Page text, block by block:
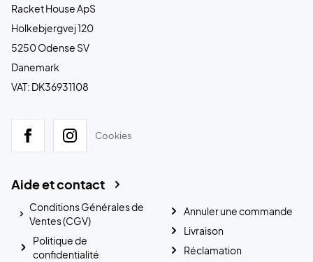
Racket House ApS
Holkebjergvej 120
5250 Odense SV
Danemark
VAT: DK36931108
Cookies
Aide et contact
Conditions Générales de
Ventes (CGV)
Politique de
confidentialité
Annuler une commande
Livraison
Réclamation